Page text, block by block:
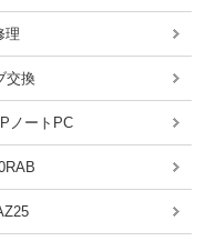
理
交換
ノートPC